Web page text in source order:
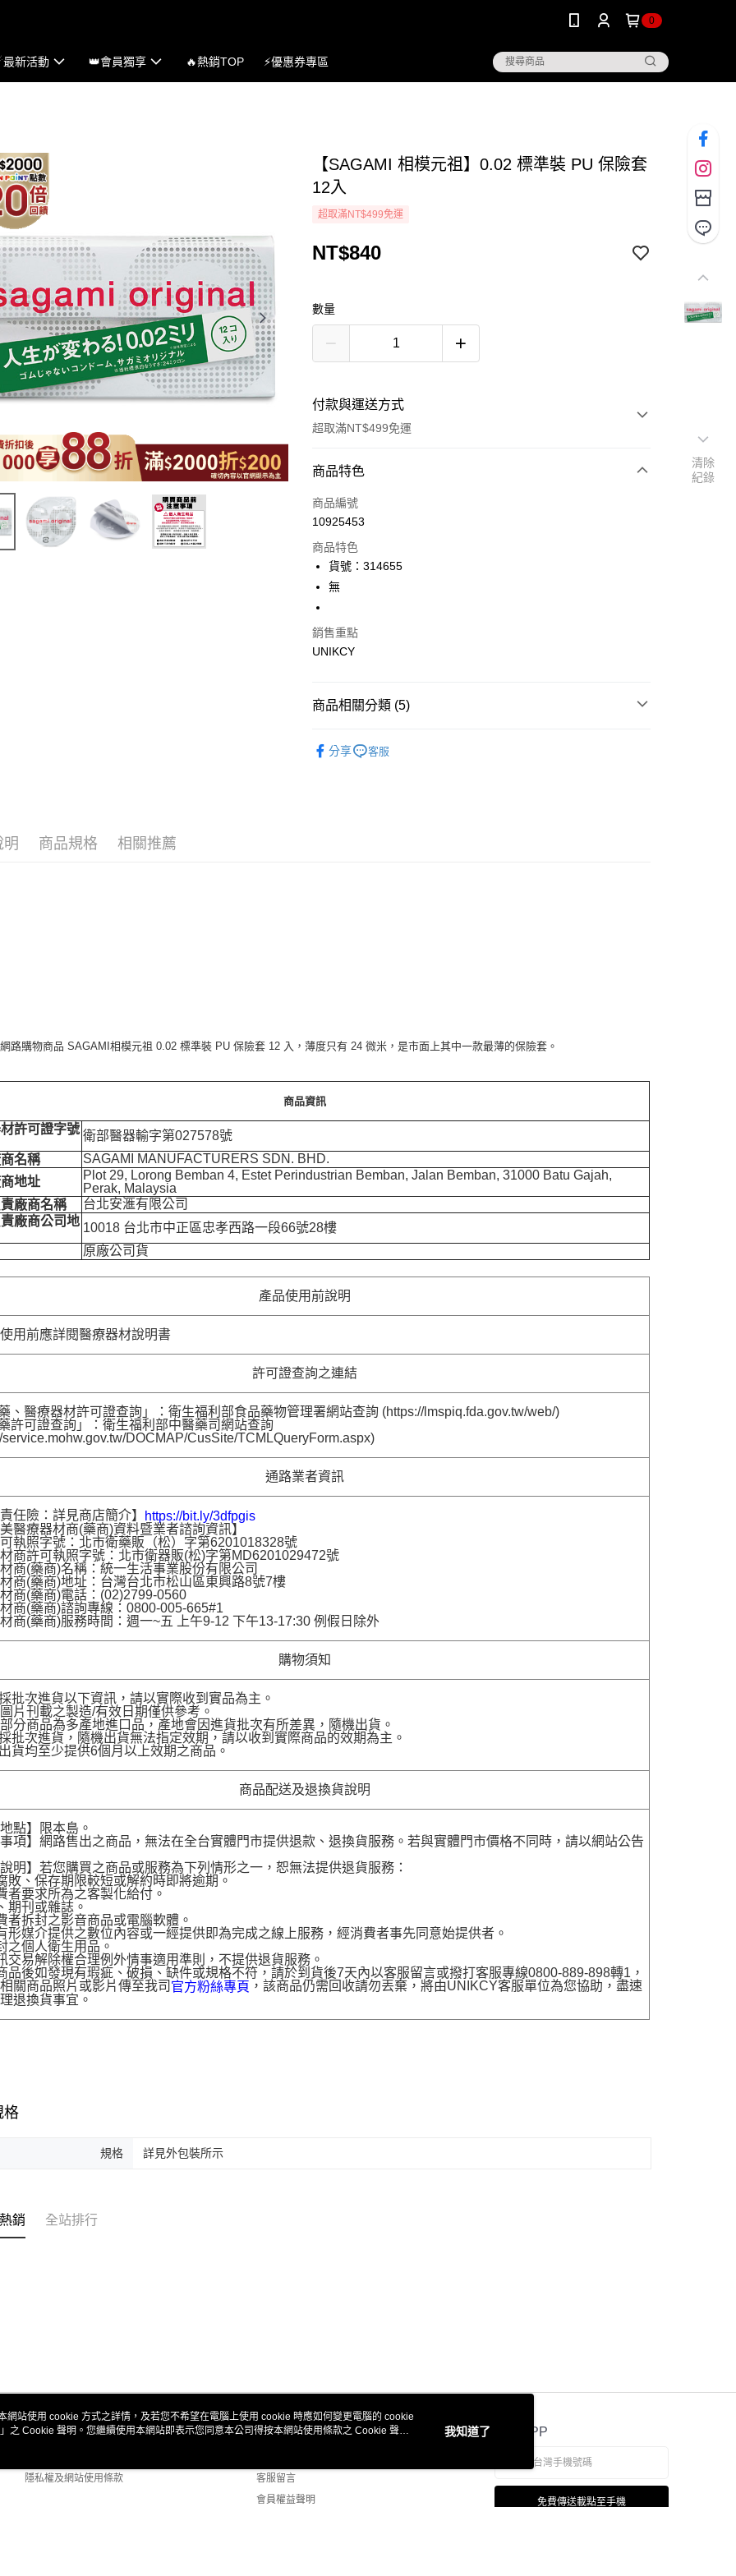
0
新活動 👑會員獨享 🔥熱銷TOP ⚡優惠券專區
【SAGAMI 相模元祖】0.02 標準裝 PU 保險套
12入
超取滿NT$499免運
NT$840
數量
付款與運送方式
超取滿NT$499免運
付款方式
icash Pay
超商取貨付款
LINE Pay
街口支付
Google Pay
商品特色
商品編號
10925453
商品特色
貨號：314655
無
銷售重點
UNIKCY
商品相關分類 (5)
分享 客服
明 商品規格 相關推薦
路購物商品 SAGAMI相模元祖 0.02 標準裝 PU 保險套 12 入，薄度只有 24 微米，是市面上其中一款最薄的保險套。
商品資訊
許可證字號 衛部醫器輸字第027578號
名稱
SAGAMI MANUFACTURERS SDN. BHD.
地址
Plot 29, Lorong Bemban 4, Estet Perindustrian Bemban, Jalan Bemban, 31000 Batu Gajah,
Perak, Malaysia
廠商名稱
台北安滙有限公司
廠商公司地 10018 台北市中正區忠孝西路一段66號28樓
原廠公司貨
產品使用前說明
用前應詳閱醫療器材說明書
許可證查詢之連結
、醫療器材許可證查詢」：衛生福利部食品藥物管理署網站查詢 (https://lmspiq.fda.gov.tw/web/)
許可證查詢」：衛生福利部中醫藥司網站查詢
service.mohw.gov.tw/DOCMAP/CusSite/TCMLQueryForm.aspx)
通路業者資訊
責任險：詳見商店簡介】
https://bit.ly/3dfpgis
美醫療器材商(藥商)資料暨業者諮詢資訊】
執照字號：北市衛藥販（松）字第6201018328號
商許可執照字號：北市衛器販(松)字第MD6201029472號
商(藥商)名稱：統一生活事業股份有限公司
商(藥商)地址：台灣台北市松山區東興路8號7樓
商(藥商)電話：(02)2799-0560
商(藥商)諮詢專線：0800-005-665#1
商(藥商)服務時間：週一~五 上午9-12 下午13-17:30 例假日除外
購物須知
批次進貨以下資訊，請以實際收到實品為主。
片刊載之製造/有效日期僅供參考。
分商品為多產地進口品，產地會因進貨批次有所差異，隨機出貨。
批次進貨，隨機出貨無法指定效期，請以收到實際商品的效期為主。
貨均至少提供6個月以上效期之商品。
商品配送及退換貨說明
地點】限本島。
事項】網路售出之商品，無法在全台實體門市提供退款、退換貨服務。若與實體門市價格不同時，請以網站公告
說明】若您購買之商品或服務為下列情形之一，恕無法提供退貨服務：
敗、保存期限較短或解約時即將逾期。
者要求所為之客製化給付。
期刊或雜誌。
者拆封之影音商品或電腦軟體。
形媒介提供之數位內容或一經提供即為完成之線上服務，經消費者事先同意始提供者。
之個人衛生用品。
交易解除權合理例外情事適用準則，不提供退貨服務。
品後如發現有瑕疵、破損、缺件或規格不符，請於到貨後7天內以客服留言或撥打客服專線0800-889-898轉1，
關商品照片或影片傳至我司 官方粉絲專頁 ，該商品仍需回收請勿丟棄，將由UNIKCY客服單位為您協助，盡速
退換貨事宜。
格
規格 詳見外包裝所示
銷 全站排行
關於我們
隱私權及網站使用條款
客服資訊
客服留言
會員權益聲明
官方APP
免費傳送載點至手機
清除
紀錄
網站使用 cookie 方式之詳情，及若您不希望在電腦上使用 cookie 時應如何變更電腦的 cookie
」之 Cookie 聲明。您繼續使用本網站即表示您同意本公司得按本網站使用條款之 Cookie 聲明
我知道了